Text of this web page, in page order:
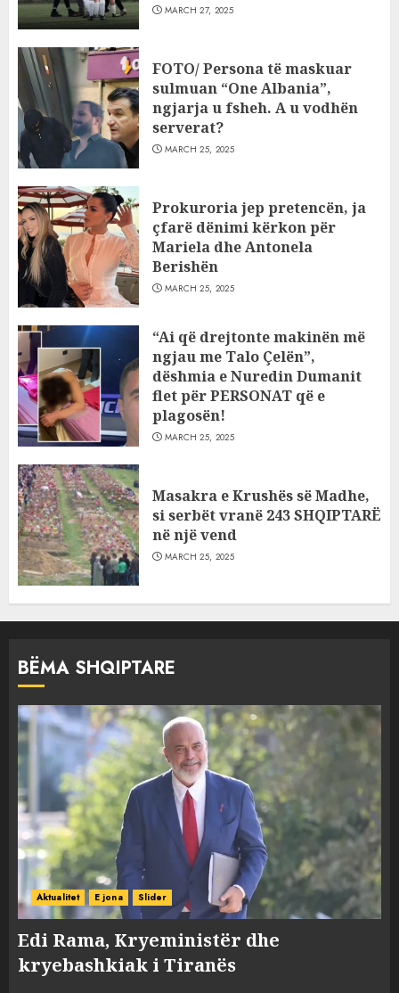
MARCH 27, 2025
FOTO/ Persona të maskuar
sulmuan “One Albania”,
ngjarja u fsheh. A u vodhën
serverat?
MARCH 25, 2025
Prokuroria jep pretencën, ja
çfarë dënimi kërkon për
Mariela dhe Antonela
Berishën
MARCH 25, 2025
“Ai që drejtonte makinën më
ngjau me Talo Çelën”,
dëshmia e Nuredin Dumanit
flet për PERSONAT që e
plagosën!
MARCH 25, 2025
Masakra e Krushës së Madhe,
si serbët vranë 243 SHQIPTARË
në një vend
MARCH 25, 2025
BËMA SHQIPTARE
Aktualitet E jona Slider
Edi Rama, Kryeministër dhe
kryebashkiak i Tiranës